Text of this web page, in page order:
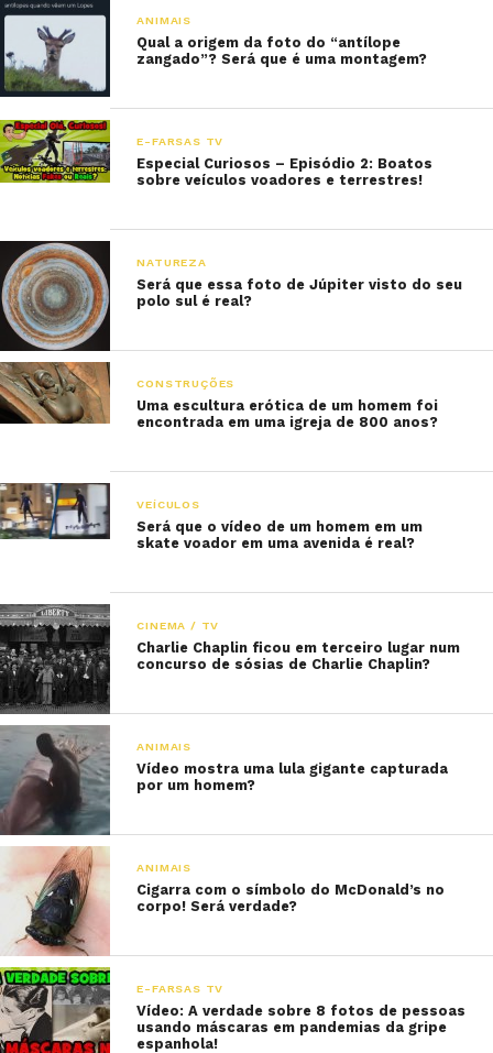
ANIMAIS
Qual a origem da foto do “antílope
zangado”? Será que é uma montagem?
E-FARSAS TV
Especial Curiosos – Episódio 2: Boatos
sobre veículos voadores e terrestres!
NATUREZA
Será que essa foto de Júpiter visto do seu
polo sul é real?
CONSTRUÇÕES
Uma escultura erótica de um homem foi
encontrada em uma igreja de 800 anos?
VEÍCULOS
Será que o vídeo de um homem em um
skate voador em uma avenida é real?
CINEMA / TV
Charlie Chaplin ficou em terceiro lugar num
concurso de sósias de Charlie Chaplin?
ANIMAIS
Vídeo mostra uma lula gigante capturada
por um homem?
ANIMAIS
Cigarra com o símbolo do McDonald’s no
corpo! Será verdade?
E-FARSAS TV
Vídeo: A verdade sobre 8 fotos de pessoas
usando máscaras em pandemias da gripe
espanhola!